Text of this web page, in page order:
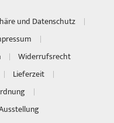
und Datenschutz
Widerrufsrecht
Lieferzeit